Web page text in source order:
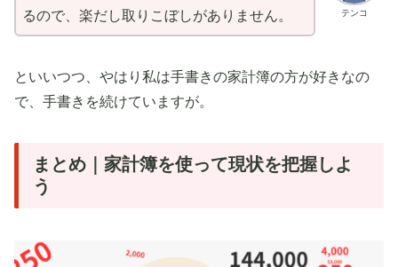
テンコ
るので、楽だし取りこぼしがありません。
といいつつ、やはり私は手書きの家計簿の方が好きなの
で、手書きを続けていますが。
まとめ｜家計簿を使って現状を把握しよ
う